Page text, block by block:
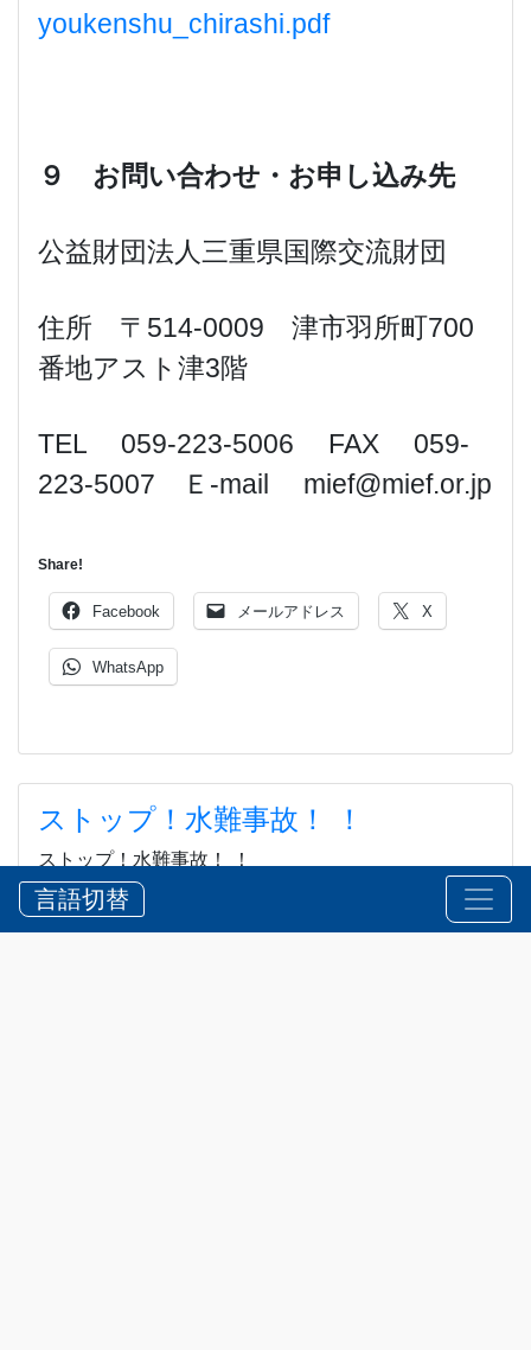
youkenshu_chirashi.pdf
９ お問い合わせ・お申し込み先
公益財団法人三重県国際交流財団
住所 〒514-0009 津市羽所町700
番地アスト津3階
TEL 059-223-5006 FAX 059-
223-5007 Ｅ-mail mief@mief.or.jp
Share!
Facebook メールアドレス X
WhatsApp
ストップ！水難事故！ ！
ストップ！水難事故！ ！
2026?8?5?
言語切替